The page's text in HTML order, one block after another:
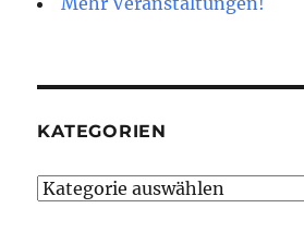
KATEGORIEN
Kategorien